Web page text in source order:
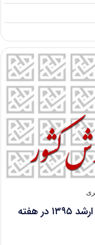
برگزاری آزمون حفظ قرآن مجید کارشناسی ارشد ۱۳۹۵ در هفته